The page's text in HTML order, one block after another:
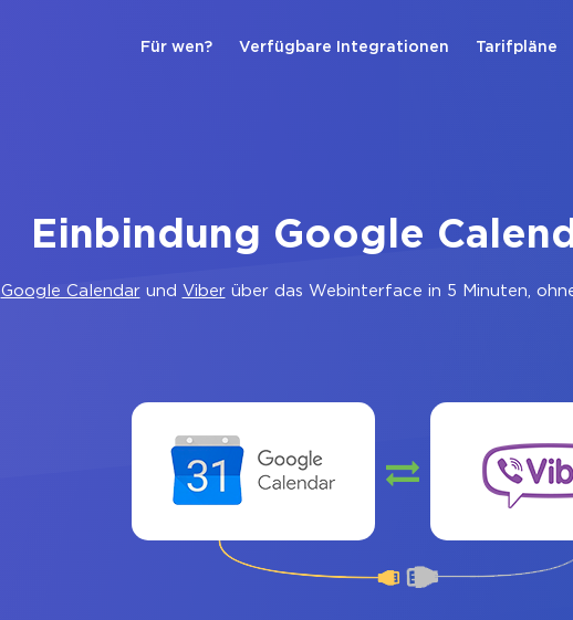
Für wen? Verfügbare Integrationen Tarifpläne
Einbindung Google
Google Calendarund Viberüber das Webinterface in 5 Minuten,